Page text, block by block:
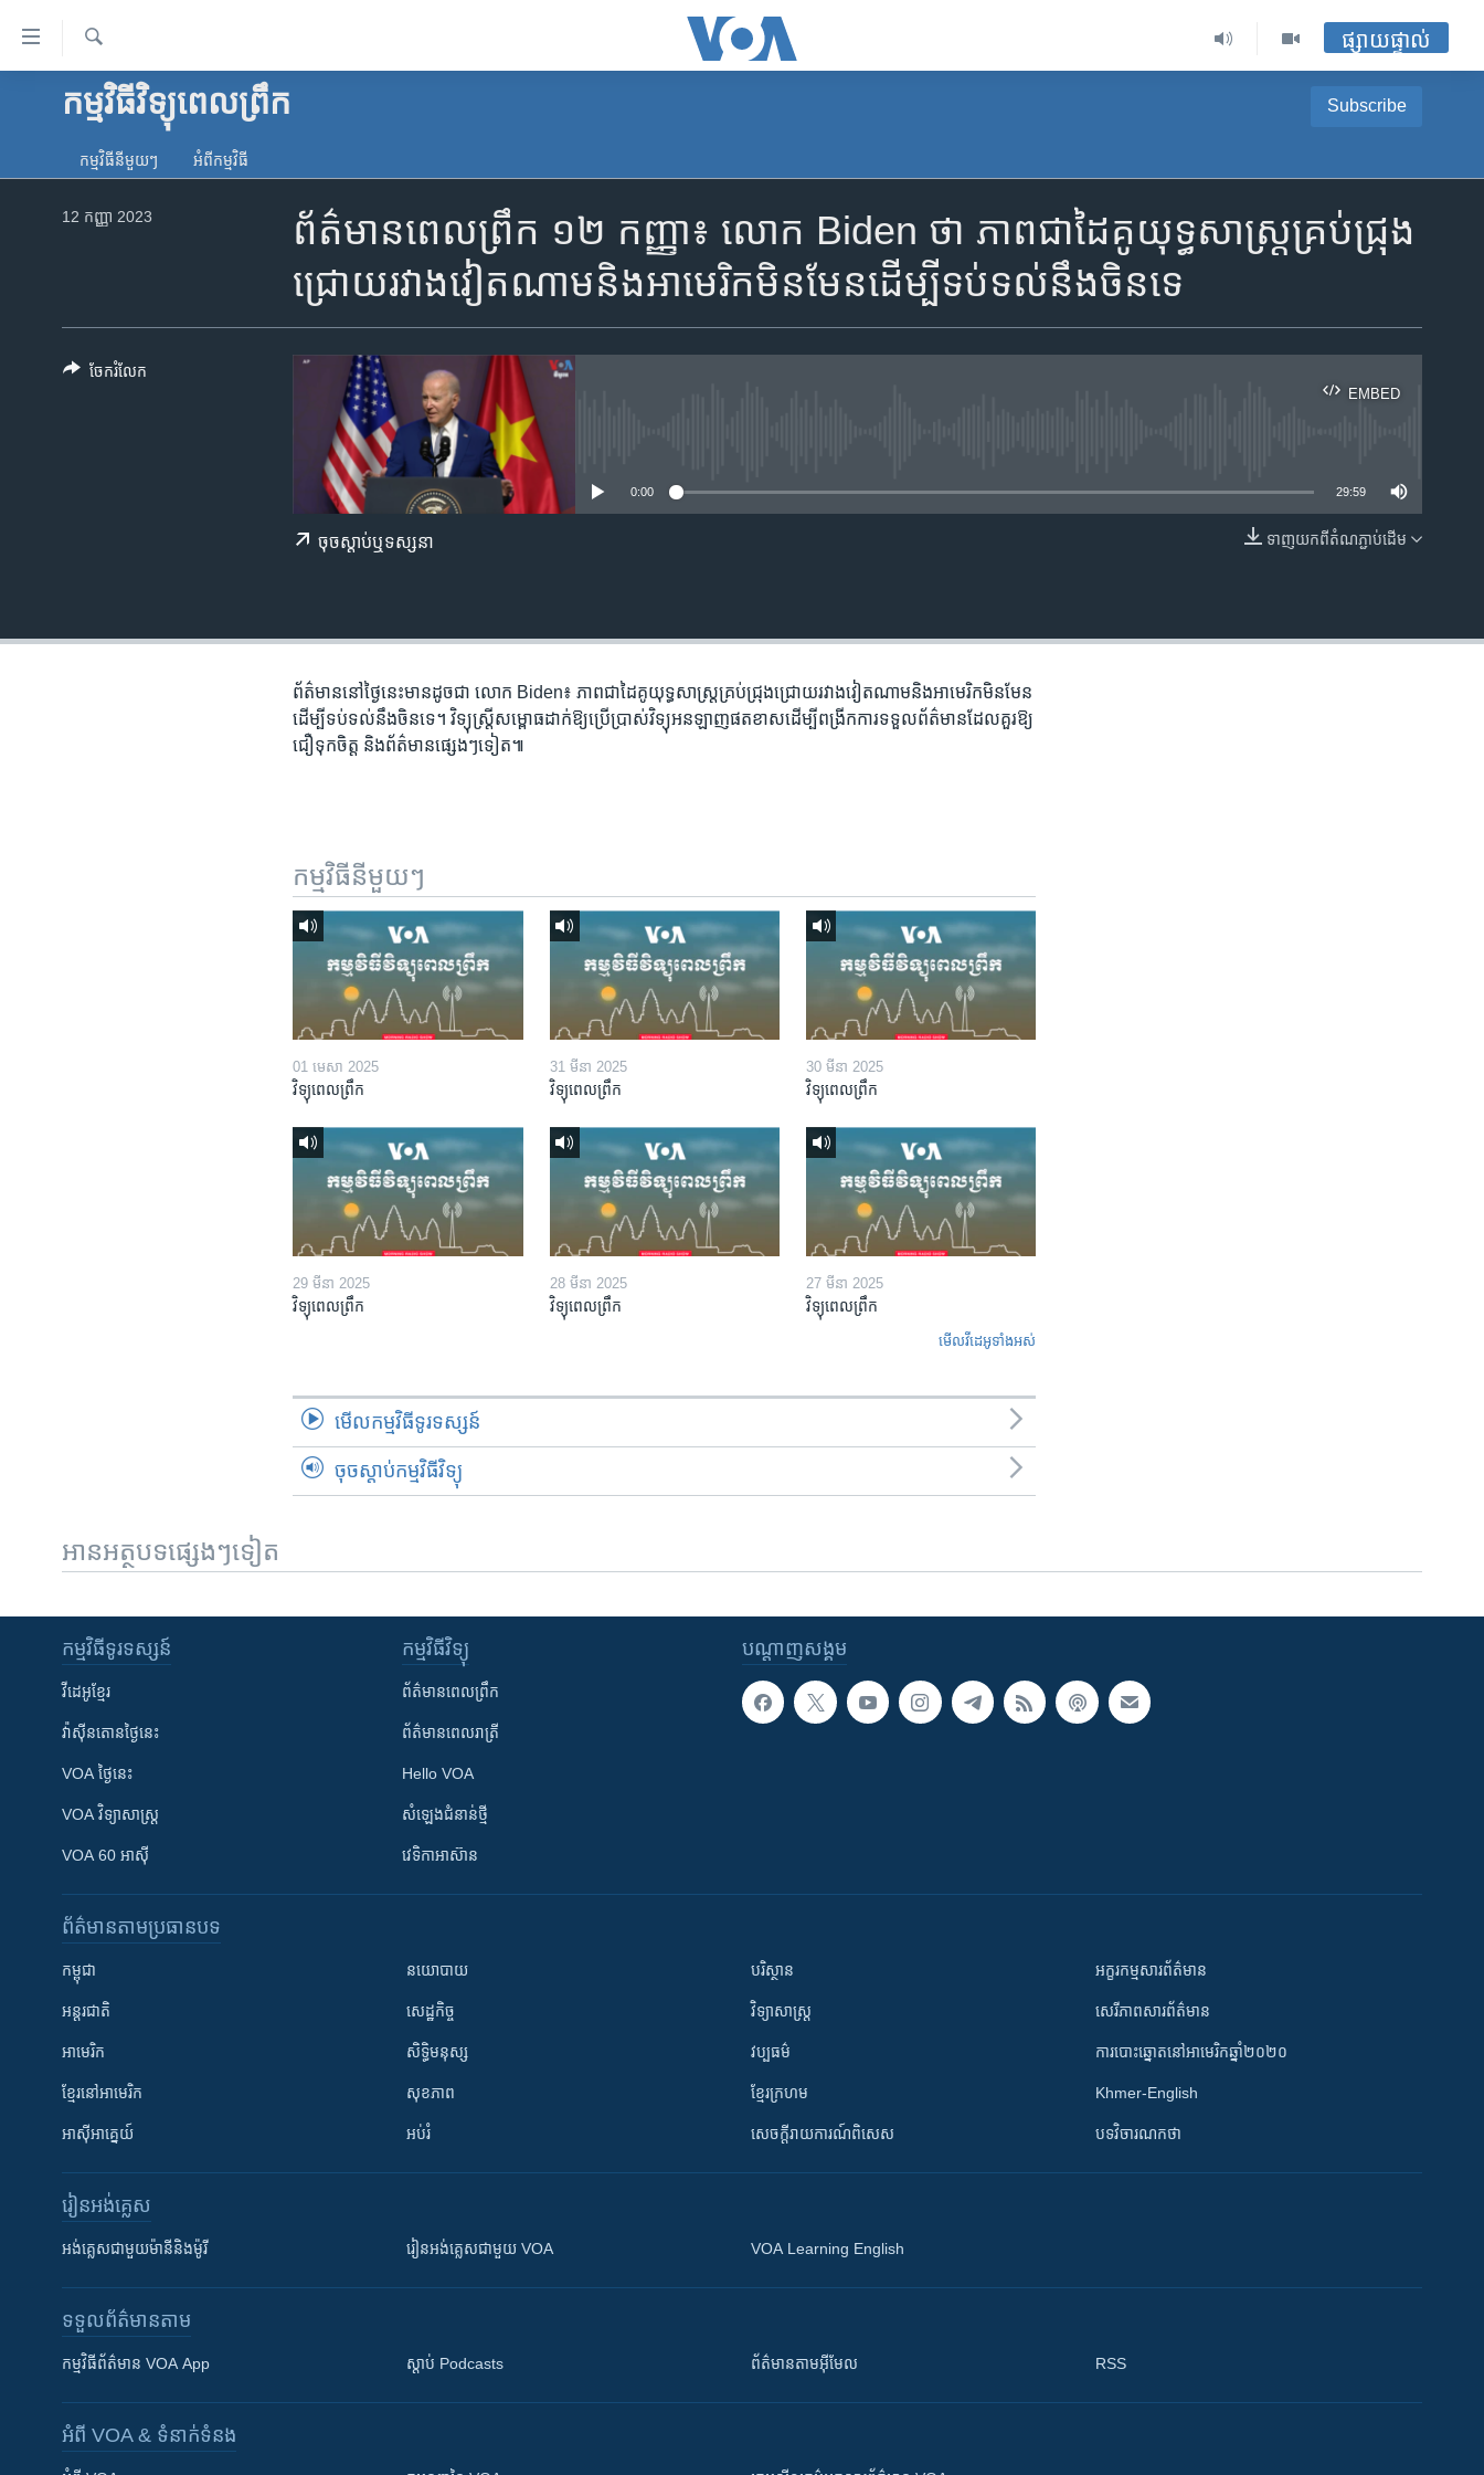
ទៅ​
គេហទំព័រ​
ទាក់ទង
និង​អាមេរិក
ទូរទស្សន៍ / វីដេអូ​
រក
ផ្សាយផ្ទាល់
កម្មវិធីវិទ្យុពេលព្រឹក Subscribe
Apple Podcasts
កម្មវិធី​នីមួយៗ អំពី​កម្មវិធី​
ព័ត៌មានពេលព្រឹក ១២ កញ្ញា៖ លោក Biden ថា ភាពជា​ដៃគូ​យុទ្ធសាស្ត្រ​គ្រប់​ជ្រុង
ជ្រោយ​រវាង​វៀតណាម​និង​​​​​អាមេរិក​មិនមែន​ដើម្បី​ទប់ទល់នឹង​​​ចិន​ទេ
12 កញ្ញា 2023
EMBED
EMBED
0:00 29:59
ទាញ​យក​ពី​តំណភ្ជាប់​ដើម
ចុច​​ស្តាប់​ឬ​ទស្សនា
ចែករំលែក
ព័ត៌មាន​នៅ​ថ្ងៃ​នេះ​មាន​ដូចជា ​លោក Biden៖ ភាពជា​ដៃគូ​យុទ្ធសាស្ត្រ​គ្រប់​ជ្រុងជ្រោយ​រវាង​វៀតណាម​និង​​​​​អាមេរិក​មិន​មែន​
ដើម្បី​ទប់ទល់​នឹង​​​ចិន​ទេ។ វិទ្យុ​ស្រ្តី​សម្ពោធ​ដាក់​ឱ្យ​ប្រើ​ប្រាស់​វិទ្យុ​អនឡាញ​​ផតខាស​ដើម្បីពង្រីក​ការទទួល​ព័ត៌មាន​ដែល​គួរ​ឱ្យ​
ជឿទុកចិត្ត និង​ព័ត៌មាន​ផ្សេងៗ​ទៀត៕
កម្មវិធី​នីមួយៗ
01 មេសា 2025
វិទ្យុពេលព្រឹក
31 មីនា 2025
វិទ្យុពេលព្រឹក
30 មីនា 2025
វិទ្យុពេលព្រឹក
29 មីនា 2025
វិទ្យុពេលព្រឹក
28 មីនា 2025
វិទ្យុពេលព្រឹក
27 មីនា 2025
វិទ្យុពេលព្រឹក
មើល​វីដេអូ​ទាំង​អស់
មើល​កម្មវិធី​ទូរទស្សន៍
ចុចស្តាប់កម្មវិធីវិទ្យុ
អានអត្ថបទផ្សេងៗទៀត
បណ្តាញ​សង្គម
កម្មវិធី​ទូរទស្សន៍
វីដេអូ​ខ្មែរ
វ៉ាស៊ីនតោន​ថ្ងៃ​នេះ
VOA ថ្ងៃនេះ
VOA ​វិទ្យាសាស្ត្រ
VOA 60 អាស៊ី
កម្មវិធី​វិទ្យុ
ព័ត៌មាន​ពេល​ព្រឹក
ព័ត៌មាន​​ពេល​រាត្រី
Hello VOA
សំឡេង​ជំនាន់​ថ្មី
វេទិកា​អាស៊ាន
ព័ត៌មាន​តាមប្រធានបទ​
កម្ពុជា
អន្តរជាតិ
អាមេរិក
ខ្មែរ​នៅអាមេរិក
អាស៊ីអាគ្នេយ៍
នយោបាយ
សេដ្ឋកិច្ច
សិទ្ធិមនុស្ស
សុខភាព
អប់រំ
បរិស្ថាន
វិទ្យាសាស្រ្ត
វប្បធម៌
ខ្មែរក្រហម
សេចក្តីរាយការណ៍ពិសេស
អក្ខរកម្មសារព័ត៌មាន
សេរីភាពសារព័ត៌មាន
ការបោះឆ្នោតនៅអាមេរិកឆ្នាំ២០២០
Khmer-English
បទវិចារណកថា
រៀន​​អង់គ្លេស
អង់គ្លេស​ជាមួយ​ម៉ានី​និង​ម៉ូរី រៀន​​​​​​អង់គ្លេស​​ជាមួយ VOA VOA Learning English
ទទួល​ព័ត៌មាន​តាម
កម្មវិធី​ព័ត៌មាន VOA App ស្តាប់ Podcasts ព័ត៌មាន​តាម​អ៊ីមែល RSS
អំពី​ VOA & ទំនាក់ទំនង